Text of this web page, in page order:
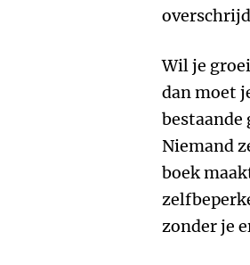
Wil je
dan moet
bestaande
Niemand
boek
zonder je